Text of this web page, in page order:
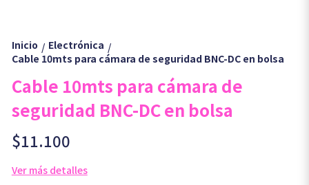
Inicio / Electrónica /
Cable 10mts para cámara de seguridad BNC-DC en bolsa
Cable 10mts para cámara de
seguridad BNC-DC en bolsa
$11.100
Ver más detalles